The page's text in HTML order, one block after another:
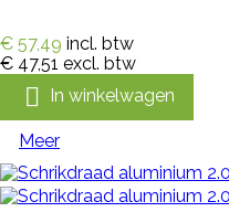
€ 57,49 incl. btw
€ 47,51 excl. btw
 In winkelwagen
Meer